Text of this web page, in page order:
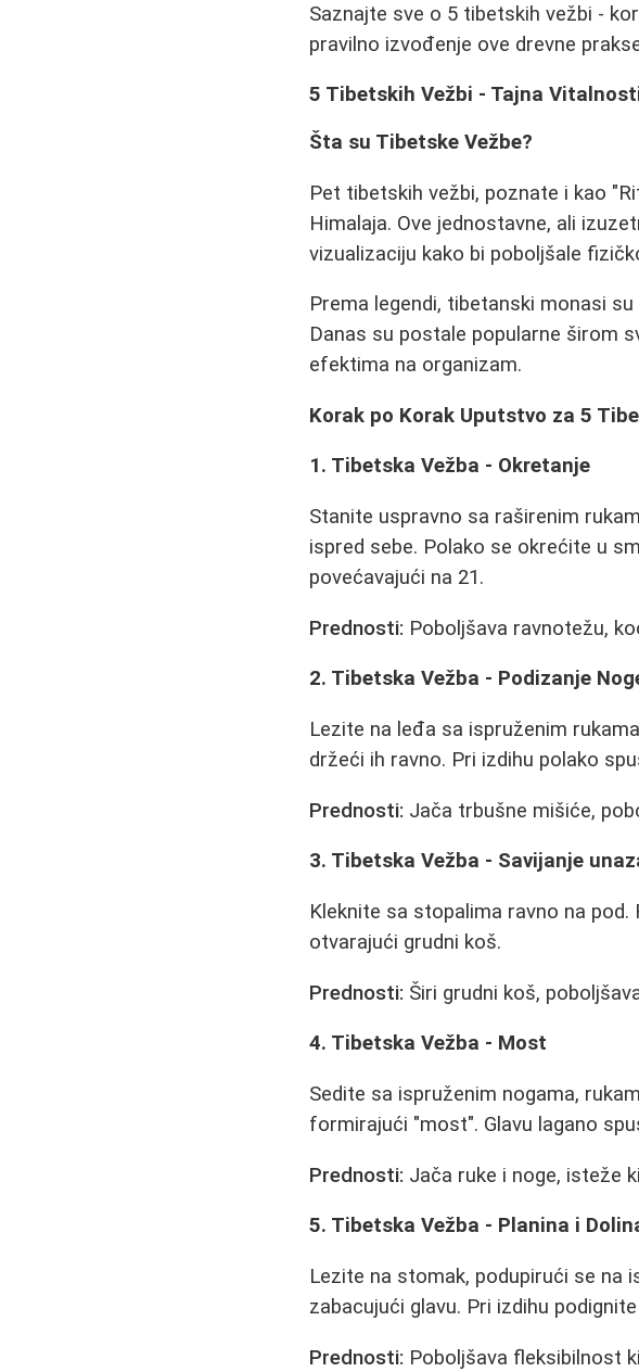
Saznajte sve o 5 tibetskih vežbi -
pravilno izvođenje ove drevne
5 Tibetskih Vežbi - Tajna
Šta su Tibetske Vežbe?
Pet tibetskih vežbi, poznate i kao
Himalaja. Ove jednostavne, ali
vizualizaciju kako bi poboljšale
Prema legendi, tibetanski monasi
Danas su postale popularne širom
efektima na organizam.
Korak po Korak Uputstvo za 5
1. Tibetska Vežba - Okretanje
Stanite uspravno sa raširenim
ispred sebe. Polako se okrećite u
povećavajući na 21.
Prednosti: Poboljšava ravnotežu,
2. Tibetska Vežba - Podizanje
Lezite na leđa sa ispruženim
držeći ih ravno. Pri izdihu polako
Prednosti: Jača trbušne mišiće,
3. Tibetska Vežba - Savijanje
Kleknite sa stopalima ravno na
otvarajući grudni koš.
Prednosti: Širi grudni koš,
4. Tibetska Vežba - Most
Sedite sa ispruženim nogama,
formirajući "most". Glavu lagano
Prednosti: Jača ruke i noge, isteže
5. Tibetska Vežba - Planina i
Lezite na stomak, podupirući se na
zabacujući glavu. Pri izdihu
Prednosti: Poboljšava fleksibilnost